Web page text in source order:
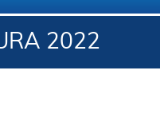
2022